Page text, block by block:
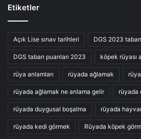
Etiketler
Açık Lise sınav tarihleri DGS 2023
DGS taban puanları 2023 köpek rüyası
rüya anlamları rüyada ağlamak
rüyada ağlamak ne anlama gelir rüyada
rüyada duygusal boşalma rüyada
rüyada kedi görmek Rüyada köpek